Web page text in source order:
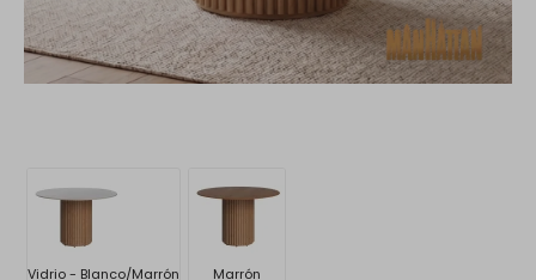
Vidrio - Blanco/Marrón Marrón